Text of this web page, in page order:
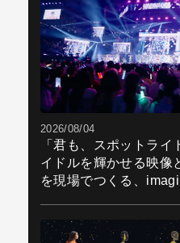
2026/08/04
「君も、スポットラ
イドルを輝かせる映像
を現場でつくる、